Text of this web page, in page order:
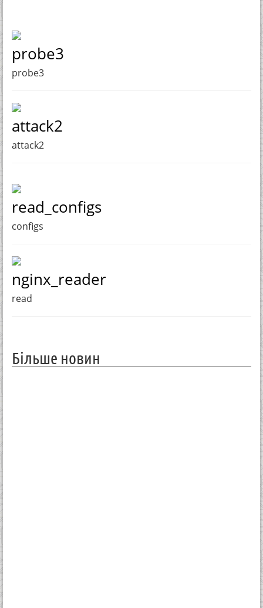
probe3
probe3
attack2
attack2
read_configs
configs
nginx_reader
read
Більше новин